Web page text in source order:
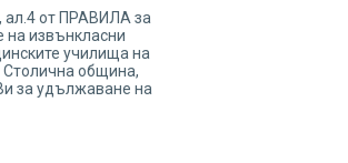
ал.4 от ПРАВИЛА за
извънкласни
училища на
Столична община,
за удължаване на